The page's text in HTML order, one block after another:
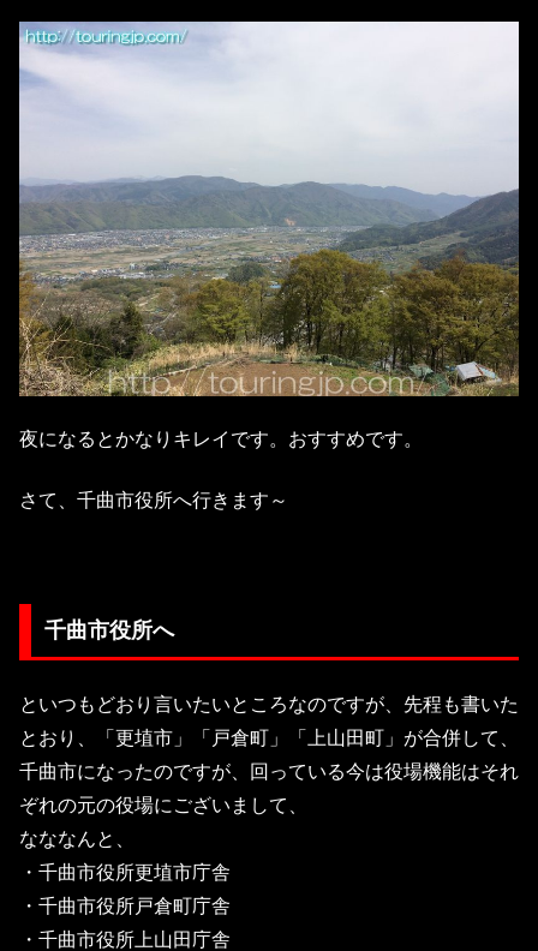
夜になるとかなりキレイです。おすすめです。
さて、千曲市役所へ行きます～
千曲市役所へ
といつもどおり言いたいところなのですが、先程も書いた
とおり、「更埴市」「戸倉町」「上山田町」が合併して、
千曲市になったのですが、回っている今は役場機能はそれ
ぞれの元の役場にございまして、
なななんと、
・千曲市役所更埴市庁舎
・千曲市役所戸倉町庁舎
・千曲市役所上山田庁舎